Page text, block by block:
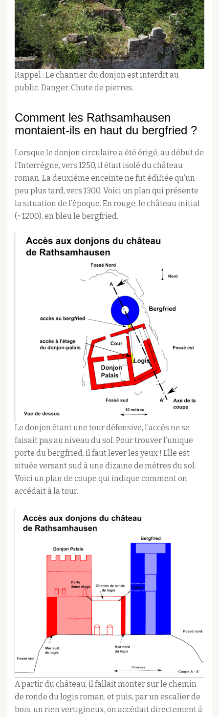
Rappel : Le chantier du donjon est interdit au
public. Danger. Chute de pierres.
Comment les Rathsamhausen
montaient-ils en haut du bergfried ?
Lorsque le donjon circulaire a été érigé, au début de
l’Interrègne, vers 1250, il était isolé du château
roman. La deuxième enceinte ne fut édifiée qu’un
peu plus tard, vers 1300. Voici un plan qui présente
la situation de l’époque. En rouge, le château initial
(~1200), en bleu le bergfried.
Le donjon étant une tour défensive, l’accès ne se
faisait pas au niveau du sol. Pour trouver l’unique
porte du bergfried, il faut lever les yeux ! Elle est
située versant sud à une dizaine de mètres du sol.
Voici un plan de coupe qui indique comment on
accédait à la tour.
A partir du château, il fallait monter sur le chemin
de ronde du logis roman, et puis, par un escalier de
bois, un rien vertigineux, on accédait directement à